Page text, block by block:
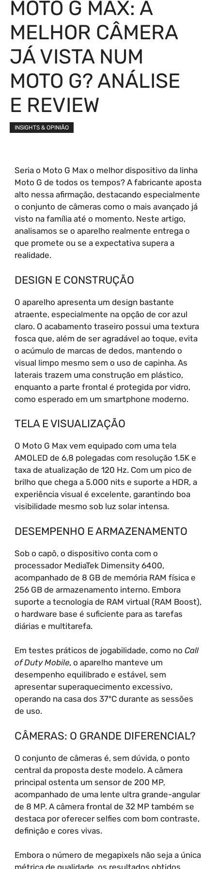
MOTO G MAX: A
MELHOR CÂMERA
JÁ VISTA NUM
MOTO G? ANÁLISE
E REVIEW
INSIGHTS & OPINIÃO
Seria o Moto G Max o melhor dispositivo da linha
Moto G de todos os tempos? A fabricante aposta
alto nessa afirmação, destacando especialmente
o conjunto de câmeras como o mais avançado já
visto na família até o momento. Neste artigo,
analisamos se o aparelho realmente entrega o
que promete ou se a expectativa supera a
realidade.
DESIGN E CONSTRUÇÃO
O aparelho apresenta um design bastante
atraente, especialmente na opção de cor azul
claro. O acabamento traseiro possui uma textura
fosca que, além de ser agradável ao toque, evita
o acúmulo de marcas de dedos, mantendo o
visual limpo mesmo sem o uso de capinha. As
laterais trazem uma construção em plástico,
enquanto a parte frontal é protegida por vidro,
como esperado em um smartphone moderno.
TELA E VISUALIZAÇÃO
O Moto G Max vem equipado com uma tela
AMOLED de 6,8 polegadas com resolução 1.5K e
taxa de atualização de 120 Hz. Com um pico de
brilho que chega a 5.000 nits e suporte a HDR, a
experiência visual é excelente, garantindo boa
visibilidade mesmo sob luz solar intensa.
DESEMPENHO E ARMAZENAMENTO
Sob o capô, o dispositivo conta com o
processador MediaTek Dimensity 6400,
acompanhado de 8 GB de memória RAM física e
256 GB de armazenamento interno. Embora
suporte a tecnologia de RAM virtual (RAM Boost),
o hardware base é suficiente para as tarefas
diárias e multitarefa.
Em testes práticos de jogabilidade, como no Call
of Duty Mobile, o aparelho manteve um
desempenho equilibrado e estável, sem
apresentar superaquecimento excessivo,
operando na casa dos 37ºC durante as sessões
de uso.
CÂMERAS: O GRANDE DIFERENCIAL?
O conjunto de câmeras é, sem dúvida, o ponto
central da proposta deste modelo. A câmera
principal ostenta um sensor de 200 MP,
acompanhado de uma lente ultra grande-angular
de 8 MP. A câmera frontal de 32 MP também se
destaca por oferecer selfies com bom contraste,
definição e cores vivas.
Embora o número de megapixels não seja a única
métrica de qualidade, os resultados obtidos